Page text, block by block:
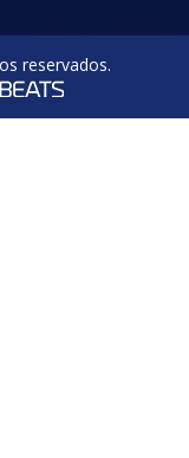
reservados.